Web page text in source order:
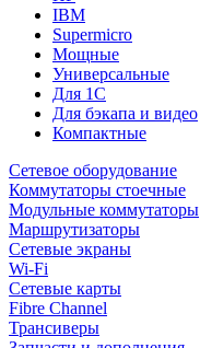
IBM
Supermicro
Мощные
Универсальные
Для 1С
Для бэкапа и видео
Компактные
Сетевое оборудование
Коммутаторы стоечные
Модульные коммутаторы
Маршрутизаторы
Сетевые экраны
Wi-Fi
Сетевые карты
Fibre Channel
Трансиверы